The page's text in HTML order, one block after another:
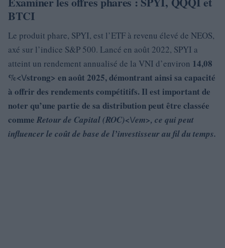
BTCI
Le produit phare, SPYI, est l’ETF à revenu élevé de NEOS,
axé sur l’indice S&P 500. Lancé en août 2022, SPYI a
atteint un rendement annualisé de la VNI d’environ 14,08
%<\/strong> en août 2025, démontrant ainsi sa capacité
à offrir des rendements compétitifs. Il est important de
noter qu’une partie de sa distribution peut être classée
comme Retour de Capital (ROC)<\/em>, ce qui peut
influencer le coût de base de l’investisseur au fil du temps.